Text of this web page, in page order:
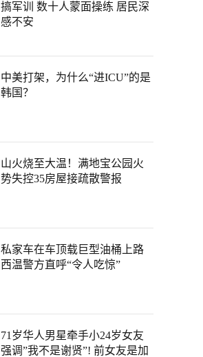
搞军训 数十人蒙面操练 居民深
感不安
中美打架，为什么“进ICU”的是
韩国？
山火烧至大温！满地宝公园火
势失控35房屋接疏散警报
私家车在车顶载巨型油桶上路
西温警方直呼“令人吃惊”
71岁华人男星牵手小24岁女友
强调”我不是谢贤”! 前女友是加